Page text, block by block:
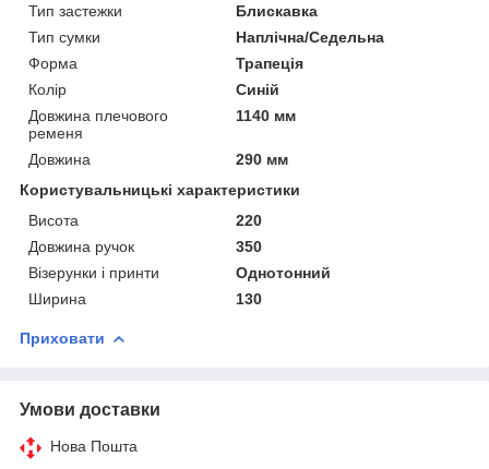
Тип застежки
Блискавка
Тип сумки
Наплічна/Седельна
Форма
Трапеція
Колір
Синій
Довжина плечового
ременя
1140 мм
Довжина
290 мм
Користувальницькі характеристики
Висота
220
Довжина ручок
350
Візерунки і принти
Однотонний
Ширина
130
Приховати
Умови доставки
Нова Пошта